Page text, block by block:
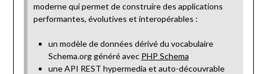
moderne qui permet de construire des applications
performantes, évolutives et interopérables :
un modèle de données dérivé du vocabulaire
Schema.org généré avec PHP Schema
une API REST hypermedia et auto-découvrable